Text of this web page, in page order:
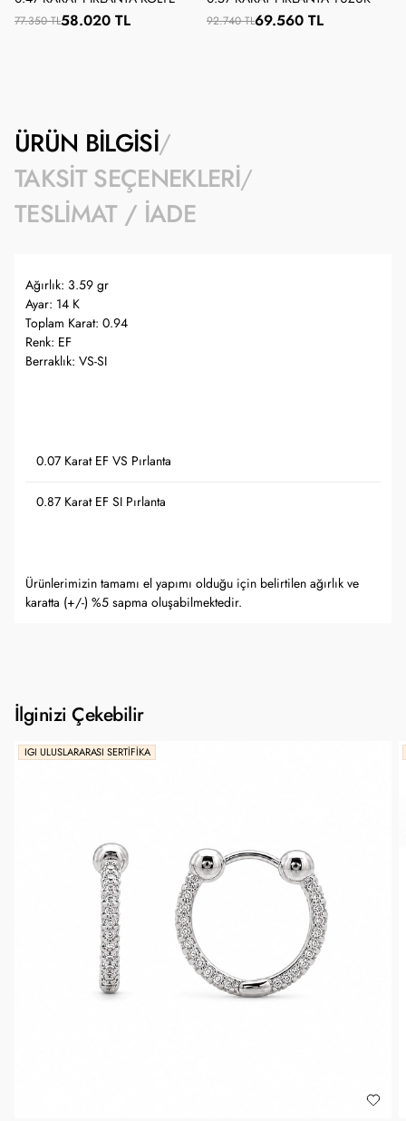
77.350 TL58.020 TL 92.740 TL69.560 TL
ÜRÜN BILGISI
TAKSIT SEÇENEKLERI
TESLIMAT / İADE
Ağırlık: 3.59 gr
Ayar: 14 K
Toplam Karat: 0.94
Renk: EF
Berraklık: VS-SI
0.07 Karat EF VS Pırlanta
0.87 Karat EF SI Pırlanta
Ürünlerimizin tamamı el yapımı olduğu için belirtilen ağırlık ve
karatta (+/-) %5 sapma oluşabilmektedir.
İlginizi Çekebilir
IGI ULUSLARARASI SERTIFIKA